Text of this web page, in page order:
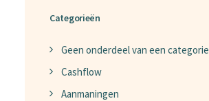
Categorieën
Geen onderdeel van een categorie
Cashflow
Aanmaningen